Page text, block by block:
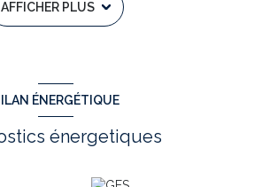
salle d’eau et WC séparé de 22 m²,
dressing et une chambre ou bureau de
une cuisine d'été avec buanderie,
viennent compléter la fonctionnalité de
équipée de prestations telles que le
fuel.
AFFICHER PLUS
ÉNERGÉTIQUE
énergetiques